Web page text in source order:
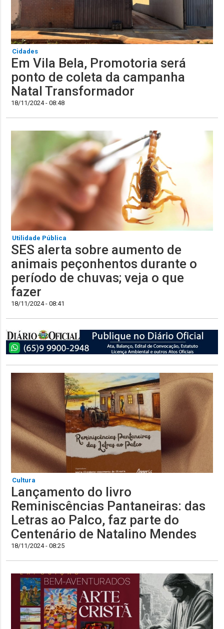
Cidades
Em Vila Bela, Promotoria será
ponto de coleta da campanha
Natal Transformador
18/11/2024 - 08:48
Utilidade Pública
SES alerta sobre aumento de
animais peçonhentos durante o
período de chuvas; veja o que
fazer
18/11/2024 - 08:41
Cultura
Lançamento do livro
Reminiscências Pantaneiras: das
Letras ao Palco, faz parte do
Centenário de Natalino Mendes
18/11/2024 - 08:25